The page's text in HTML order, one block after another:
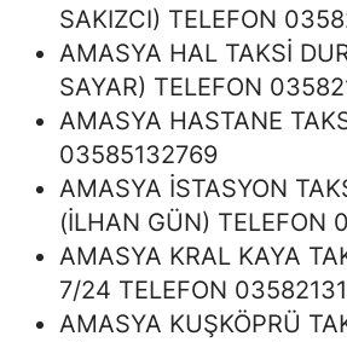
SAKIZCI) TELEFON
AMASYA HAL TAKSİ
SAYAR) TELEFON
AMASYA HASTANE
03585132769
AMASYA İSTASYON
(İLHAN GÜN) TELEFON
AMASYA KRAL KAYA
7/24 TELEFON
AMASYA KUŞKÖPRÜ